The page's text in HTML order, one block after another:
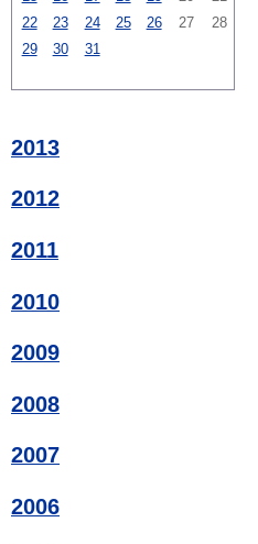
22
23 24 25 26 27
28
29
30 31
2013
2012
2011
2010
2009
2008
2007
2006